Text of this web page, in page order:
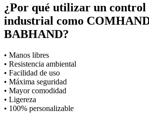
¿Por qué utilizar un control
industrial como
BABHAND?
• Manos libres
• Resistencia ambiental
• Facilidad de uso
• Máxima seguridad
• Mayor comodidad
• Ligereza
• 100% personalizable